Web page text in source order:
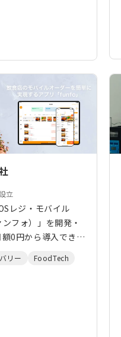
立
レジ・モバイル
フォ）」を開発・
0円から導入でき、
年の創業以来、
10,000店舗以上に
を処理する飲食DX
たちは「飲食のた
ためのAI企業」へ
リー
FoodTech